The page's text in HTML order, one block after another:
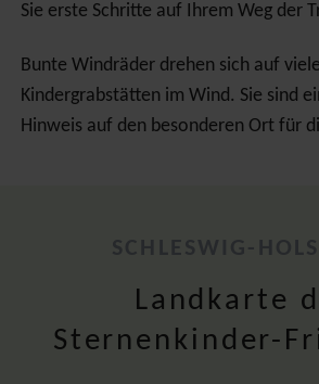
Sie erste Schritte auf Ihrem Weg der
Bunte Windräder drehen sich auf
Kindergrabstätten im Wind. Sie sind
Hinweis auf den besonderen Ort für
Landkarte
Sternenkinder-